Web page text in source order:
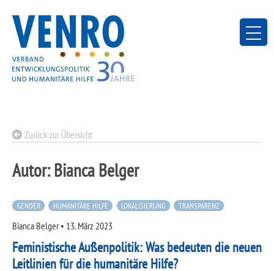
content
Zurück zur Übersicht
Autor:Bianca Belger
GENDER HUMANITÄRE HILFE LOKALISIERUNG TRANSPARENZ
Bianca Belger• 13. März 2023
Feministische Außenpolitik: Was bedeuten die neuen
Leitlinien für die humanitäre Hilfe?